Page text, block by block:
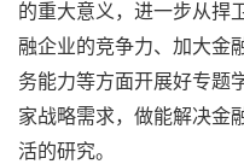
的重大意义，进一步从捍
融企业的竞争力、加大金
务能力等方面开展好专题
家战略需求，做能解决金
活的研究。